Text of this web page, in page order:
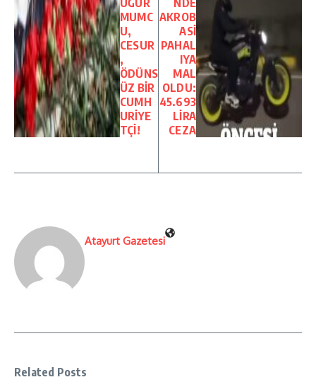
UĞUR
MUMC
U,
CESUR
,
ÖDÜNS
ÜZ BİR
CUMH
URİYE
TÇİ!
NDE
AKROB
ASİ
PAHAL
IYA
MAL
OLDU:
45.693
LİRA
CEZA
Atayurt Gazetesi
Related Posts